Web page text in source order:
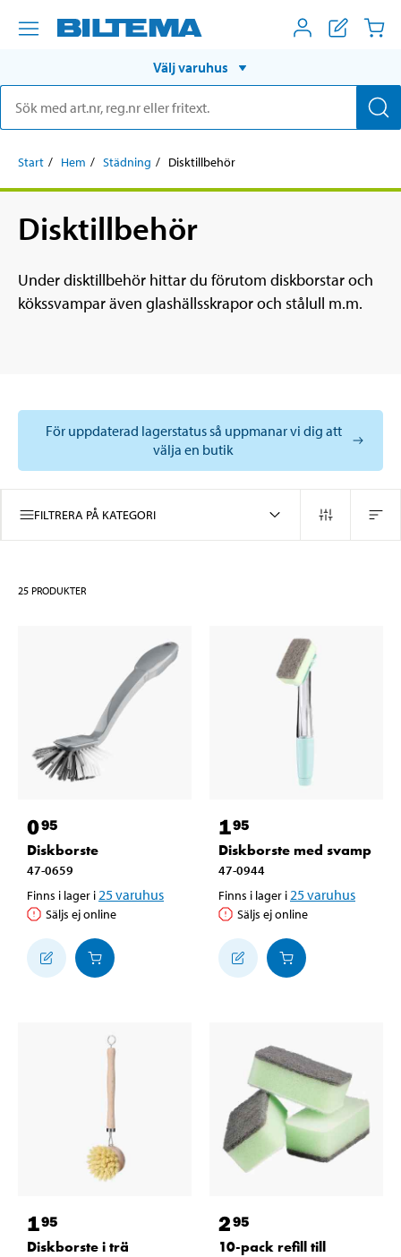
Välj varuhus
Start Hem Städning Disktillbehör
Disktillbehör
Under disktillbehör hittar du förutom diskborstar och
kökssvampar även glashällsskrapor och stålull m.m.
För uppdaterad lagerstatus så uppmanar vi dig att
välja en butik
FILTRERA PÅ KATEGORI
25 PRODUKTER
095
Diskborste
47-0659
Finns i lager i 25varuhus
Säljs ej online
195
Diskborste med svamp
47-0944
Finns i lager i 25varuhus
Säljs ej online
195
Diskborste i trä
295
10-pack refill till